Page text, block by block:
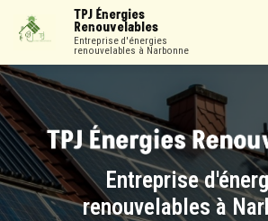
contenu
TPJ Énergies
Renouvelables
Entreprise d'énergies
renouvelables à Narbonne
Entreprise
renouvelables à